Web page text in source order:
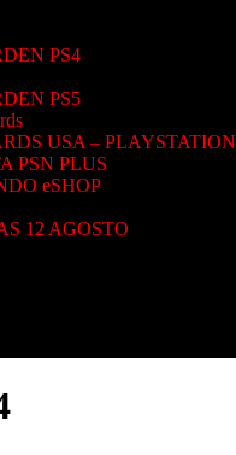
PS4
PS5
USA – PLAYSTATION
PSN PLUS
eSHOP
12 AGOSTO